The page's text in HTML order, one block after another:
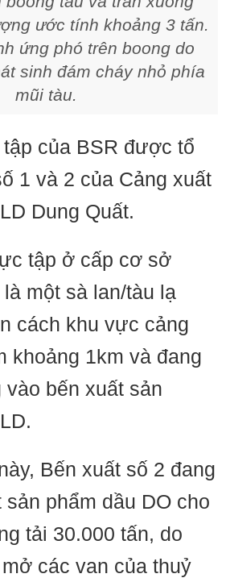
ước tính khoảng 3 tấn.
ứng phó trên boong do
sinh đám cháy nhỏ phía
mũi tàu.
của BSR được tổ
1 và 2 của Cảng xuất
Dung Quất.
tập ở cấp cơ sở
một sà lan/tàu lạ
cách khu vực cảng
khoảng 1km và đang
bến xuất sản
Bến xuất số 2 đang
phẩm dầu DO cho
tải 30.000 tấn, do
các van của thuỷ